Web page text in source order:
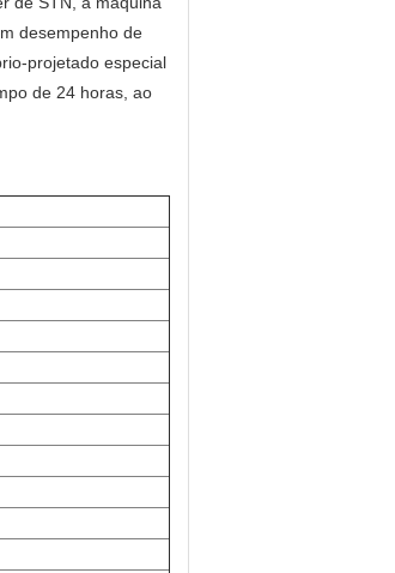
desempenho de
projetado especial
de 24 horas, ao